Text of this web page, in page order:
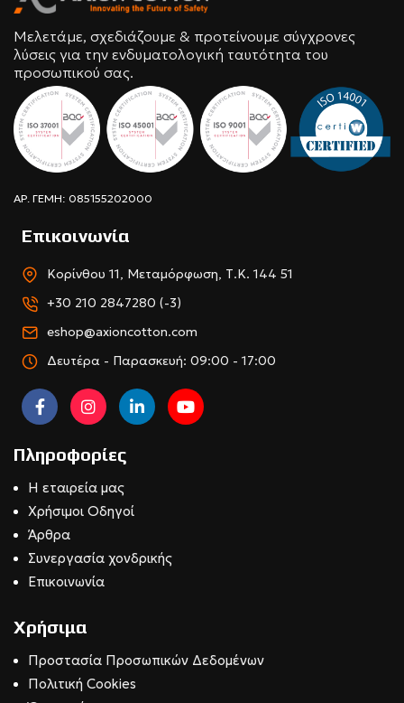
Μελετάμε, σχεδιάζουμε & προτείνουμε σύγχρονες
λύσεις για την ενδυματολογική ταυτότητα του
προσωπικού σας.
ΑΡ. ΓΕΜΗ: 085155202000
Επικοινωνία
Κορίνθου 11, Μεταμόρφωση, Τ.Κ. 144 51
+30 210 2847280 (-3)
eshop@axioncotton.com
Δευτέρα - Παρασκευή: 09:00 - 17:00
Πληροφορίες
Η εταιρεία μας
Χρήσιμοι Οδηγοί
Άρθρα
Συνεργασία χονδρικής
Επικοινωνία
Χρήσιμα
Προστασία Προσωπικών Δεδομένων
Πολιτική Cookies